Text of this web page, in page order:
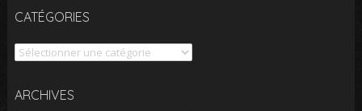
CATÉGORIES
Catégories
ARCHIVES
Archives